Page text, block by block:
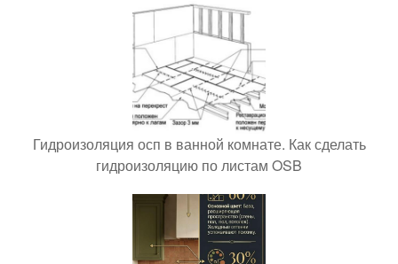
Гидроизоляция осп в ванной комнате. Как сделать
гидроизоляцию по листам OSB